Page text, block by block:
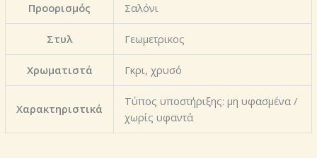
Προορισμός Σαλόνι
Στυλ Γεωμετρικος
Χρωματιστά Γκρι, χρυσό
Χαρακτηριστικά
Τύπος υποστήριξης: μη υφασμένα /
χωρίς υφαντά